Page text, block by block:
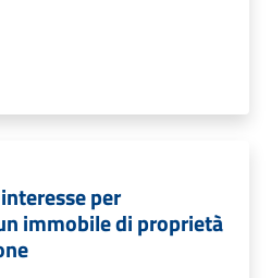
per
immobile di proprietà